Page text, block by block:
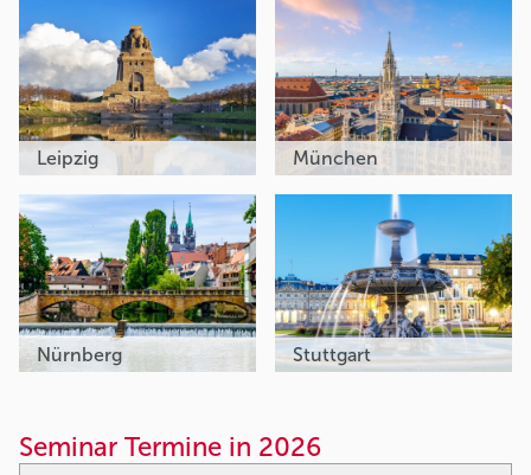
Leipzig München
Nürnberg Stuttgart
Seminar Termine in 2026